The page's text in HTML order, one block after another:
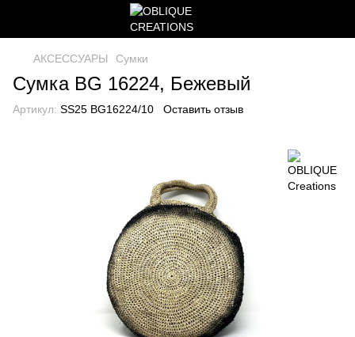
АКСЕССУАРЫ Сумки
Сумка BG 16224, Бежевый
Артикул: SS25 BG16224/10 Оставить отзыв